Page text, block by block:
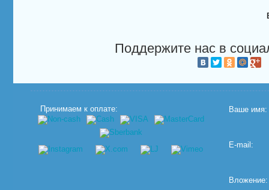
Поддержите нас в
Принимаем к оплате: Ваше имя:
E-mail: